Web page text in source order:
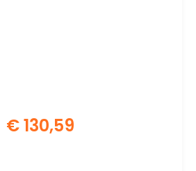
€130,59